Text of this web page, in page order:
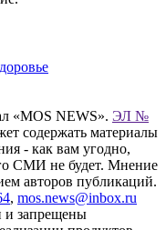
«MOS NEWS». ЭЛ №
содержать материалы
- как вам угодно,
СМИ не будет. Мнение
авторов публикаций.
, mos.news@inbox.ru
и запрещены